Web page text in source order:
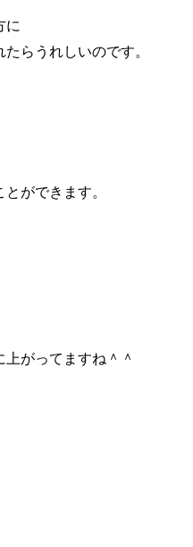
に
らうれしいのです。
ができます。
がってますね＾＾